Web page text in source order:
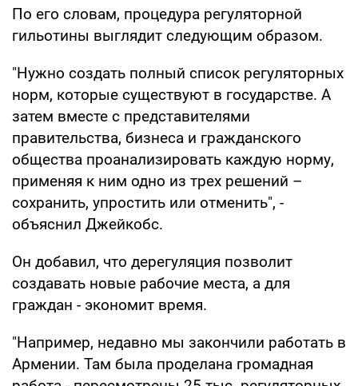
По его словам, процедура регуляторной
гильотины выглядит следующим образом.
"Нужно создать полный список регуляторных
норм, которые существуют в государстве. А
затем вместе с представителями
правительства, бизнеса и гражданского
общества проанализировать каждую норму,
применяя к ним одно из трех решений –
сохранить, упростить или отменить", -
объяснил Джейкобс.
Он добавил, что дерегуляция позволит
создавать новые рабочие места, а для
граждан - экономит время.
"Например, недавно мы закончили работать в
Армении. Там была проделана громадная